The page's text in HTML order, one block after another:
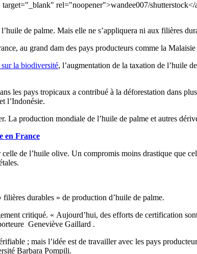
rel="noopener">wandee007/shutterstock</
de palme. Mais elle ne s’appliquera ni aux filières
au grand dam des pays producteurs comme la Malaisie
la biodiversité, l’augmentation de la taxation de l’huile
les pays tropicaux a contribué à la déforestation dans
l’Indonésie.
La production mondiale de l’huile de palme et autres
en France
de l’huile olive. Un compromis moins drastique que
durables » de production d’huile de palme.
critiqué. « Aujourd’hui, des efforts de certification
Geneviève Gaillard .
; mais l’idée est de travailler avec les pays
Barbara Pompili.